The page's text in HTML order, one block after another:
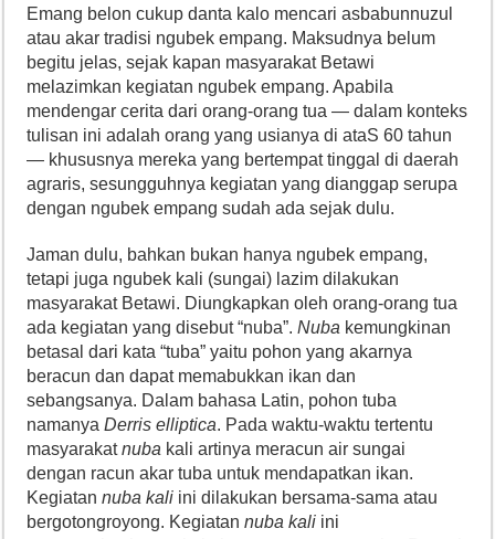
Emang belon cukup danta kalo mencari asbabunnuzul
atau akar tradisi ngubek empang. Maksudnya belum
begitu jelas, sejak kapan masyarakat Betawi
melazimkan kegiatan ngubek empang. Apabila
mendengar cerita dari orang-orang tua — dalam konteks
tulisan ini adalah orang yang usianya di ataS 60 tahun
— khususnya mereka yang bertempat tinggal di daerah
agraris, sesungguhnya kegiatan yang dianggap serupa
dengan ngubek empang sudah ada sejak dulu.
Jaman dulu, bahkan bukan hanya ngubek empang,
tetapi juga ngubek kali (sungai) lazim dilakukan
masyarakat Betawi. Diungkapkan oleh orang-orang tua
ada kegiatan yang disebut “nuba”.Nuba kemungkinan
betasal dari kata “tuba” yaitu pohon yang akarnya
beracun dan dapat memabukkan ikan dan
sebangsanya. Dalam bahasa Latin, pohon tuba
namanyaDerris elliptica. Pada waktu-waktu tertentu
masyarakatnuba kali artinya meracun air sungai
dengan racun akar tuba untuk mendapatkan ikan.
Kegiatannuba kali ini dilakukan bersama-sama atau
bergotongroyong. Kegiatannuba kali ini